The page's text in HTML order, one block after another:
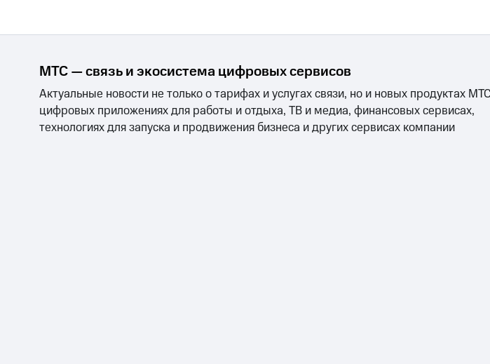
МТС — связь и экосистема цифровых сервисов
Актуальные новости не только о тарифах и услугах связи, но и новых продуктах
цифровых приложениях для работы и отдыха, ТВ и медиа, финансовых сервисах,
технологиях для запуска и продвижения бизнеса и других сервисах компании